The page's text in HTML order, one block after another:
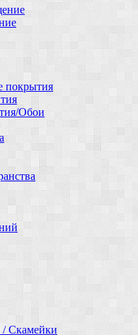
покрытия
Обои
/ Скамейки